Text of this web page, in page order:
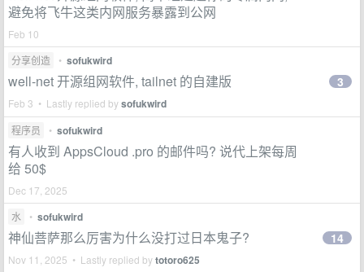
避免将飞牛这类内网服务暴露到公网
Feb 10
分享创造
• sofukwird
well-net 开源组网软件, tailnet 的自建版
Feb 3 • Lastly replied bysofukwird
3
程序员 • sofukwird
有人收到 AppsCloud .pro 的邮件吗? 说代上架每周
给 50$
Dec 17, 2025
水
• sofukwird
神仙菩萨那么厉害为什么没打过日本鬼子?
Nov 11, 2025 • Lastly replied bytotoro625
14